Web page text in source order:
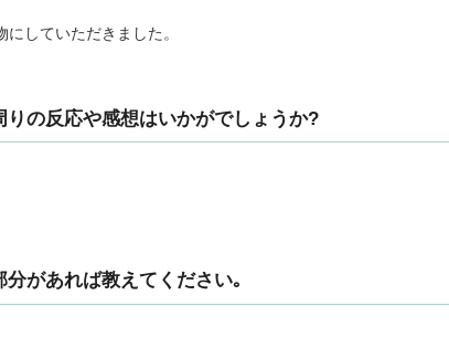
していただきました。
の反応や感想はいかがでしょうか?
があれば教えてください｡